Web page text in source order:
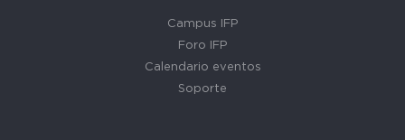
Campus IFP
Foro IFP
Calendario eventos
Soporte